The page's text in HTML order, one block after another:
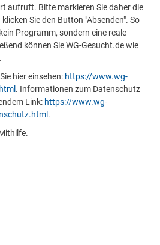
aufruft. Bitte markieren Sie daher die
Sie den Button "Absenden". So
Programm, sondern eine reale
können Sie WG-Gesucht.de wie
hier einsehen: https://www.wg-
. Informationen zum Datenschutz
Link: https://www.wg-
.